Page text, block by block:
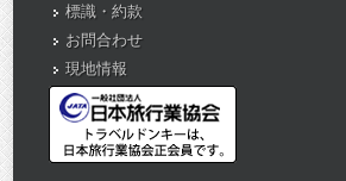
標識・約款
お問合わせ
現地情報